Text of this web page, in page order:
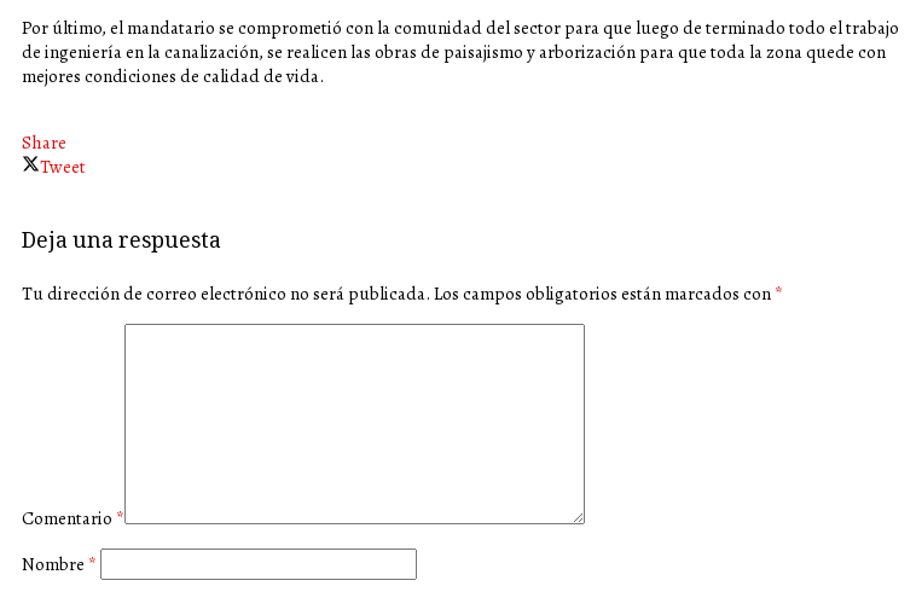
Por último, el mandatario se comprometió con la comunidad del sector para que luego de terminado todo el trabajo
de ingeniería en la canalización, se realicen las obras de paisajismo y arborización para que toda la zona quede con
mejores condiciones de calidad de vida.
Share
Tweet
Deja una respuesta
Tu dirección de correo electrónico no será publicada. Los campos obligatorios están marcados con *
Comentario *
Nombre *